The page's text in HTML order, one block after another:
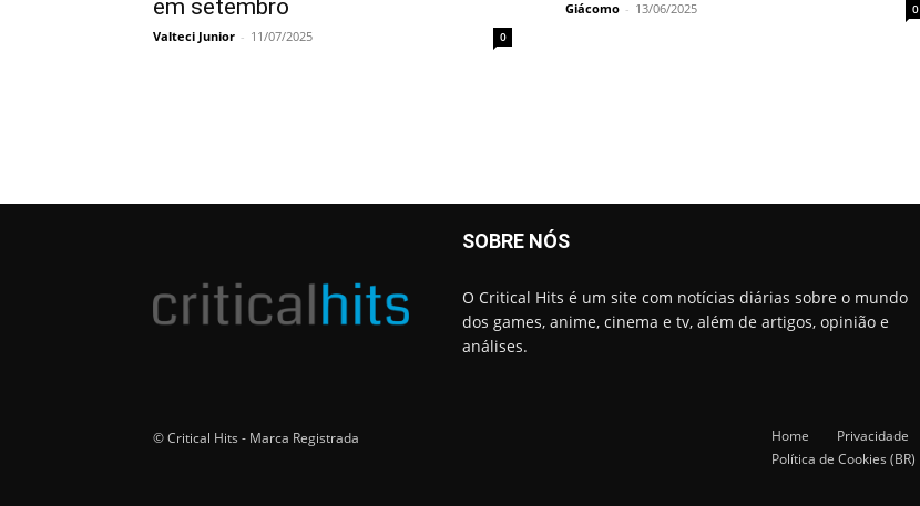
em setembro
Valteci Junior - 11/07/2025 0
Giácomo - 13/06/2025 0
SOBRE NÓS
O Critical Hits é um site com notícias diárias sobre o mundo
dos games, anime, cinema e tv, além de artigos, opinião e
análises.
© Critical Hits - Marca Registrada Home Privacidade
Política de Cookies (BR)